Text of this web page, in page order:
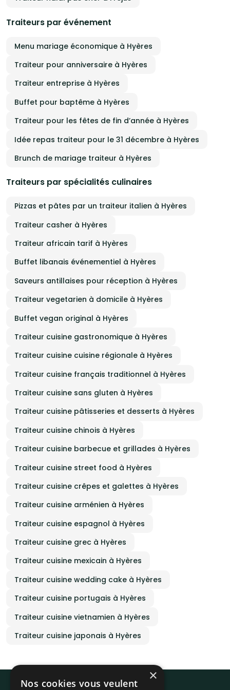
Traiteurs par événement
Menu mariage économique à Hyères
Traiteur pour anniversaire à Hyères
Traiteur entreprise à Hyères
Buffet pour baptême à Hyères
Traiteur pour les fêtes de fin d’année à Hyères
Idée repas traiteur pour le 31 décembre à Hyères
Brunch de mariage traiteur à Hyères
Traiteurs par spécialités culinaires
Pizzas et pâtes par un traiteur italien à Hyères
Traiteur casher à Hyères
Traiteur africain tarif à Hyères
Buffet libanais événementiel à Hyères
Saveurs antillaises pour réception à Hyères
Traiteur vegetarien à domicile à Hyères
Buffet vegan original à Hyères
Traiteur cuisine gastronomique à Hyères
Traiteur cuisine cuisine régionale à Hyères
Traiteur cuisine français traditionnel à Hyères
Traiteur cuisine sans gluten à Hyères
Traiteur cuisine pâtisseries et desserts à Hyères
Traiteur cuisine chinois à Hyères
Traiteur cuisine barbecue et grillades à Hyères
Traiteur cuisine street food à Hyères
Traiteur cuisine crêpes et galettes à Hyères
Traiteur cuisine arménien à Hyères
Traiteur cuisine espagnol à Hyères
Traiteur cuisine grec à Hyères
Traiteur cuisine mexicain à Hyères
Traiteur cuisine wedding cake à Hyères
Traiteur cuisine portugais à Hyères
Traiteur cuisine vietnamien à Hyères
Traiteur cuisine japonais à Hyères
×
Nos cookies vous veulent